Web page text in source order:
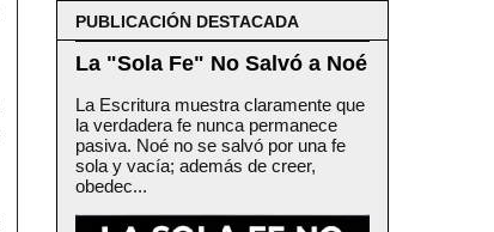
PUBLICACIÓN DESTACADA
La "Sola Fe" No Salvó a Noé
La Escritura muestra claramente que
la verdadera fe nunca permanece
pasiva. Noé no se salvó por una fe
sola y vacía; además de creer,
obedec...